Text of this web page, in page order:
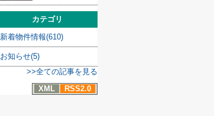
カテゴリ
新着物件情報(610)
お知らせ(5)
>>全ての記事を見る
XML
RSS2.0